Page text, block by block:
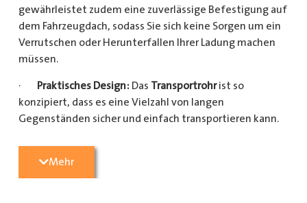
gewährleistet zudem eine zuverlässige Befestigung auf
dem Fahrzeugdach, sodass Sie sich keine Sorgen um ein
Verrutschen oder Herunterfallen Ihrer Ladung machen
müssen.
· Praktisches Design: Das Transportrohrist so
konzipiert, dass es eine Vielzahl von langen
Gegenständen sicher und einfach transportieren kann.
Kunststoffrohre für den Sanitärbereich oder Holzlatten
für den Bau benötigen, dieses
Mehr